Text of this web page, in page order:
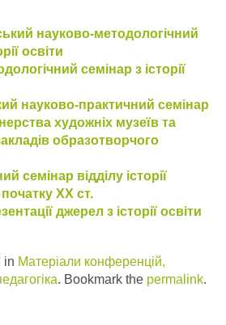
науково-методологічний
освіти
семінар з історії
науково-практичний семінар
художніх музеїв та
образотворчого
семінар відділу історії
ХХ ст.
джерел з історії освіти
in Матеріали конференцій,
. Bookmark the permalink.